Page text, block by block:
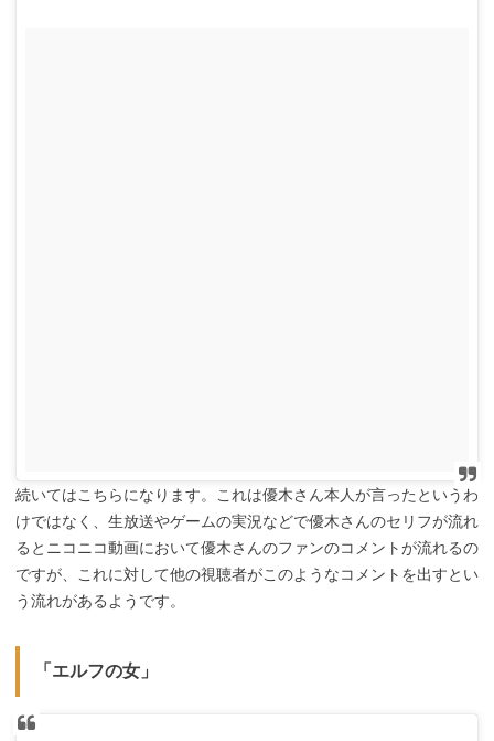
続いてはこちらになります。これは優木さん本人が言ったというわ
けではなく、生放送やゲームの実況などで優木さんのセリフが流れ
るとニコニコ動画において優木さんのファンのコメントが流れるの
ですが、これに対して他の視聴者がこのようなコメントを出すとい
う流れがあるようです。
「エルフの女」